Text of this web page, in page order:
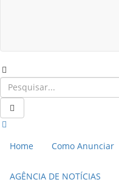
Home Como Anunciar
AGÊNCIA DE NOTÍCIAS